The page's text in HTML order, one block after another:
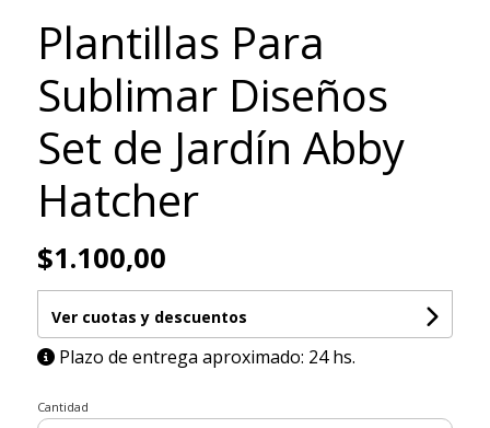
Plantillas Para
Sublimar Diseños
Set de Jardín Abby
Hatcher
$1.100,00
Ver cuotas y descuentos
Plazo de entrega aproximado: 24 hs.
Cantidad